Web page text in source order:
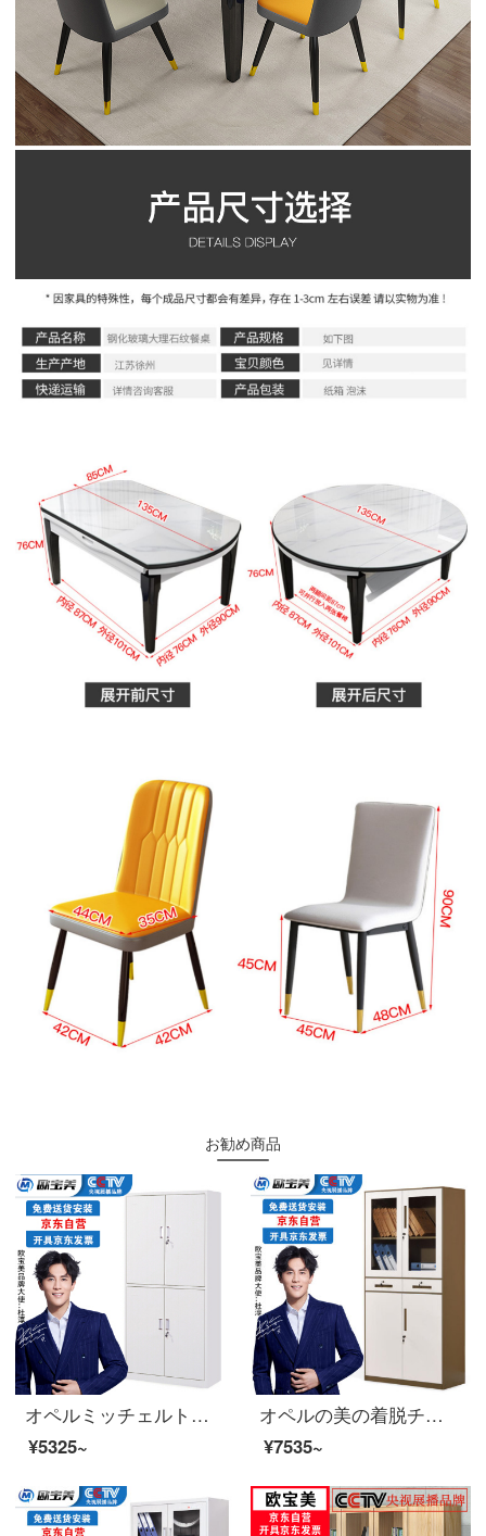
お勧め商品
オペルミッチェルトオフィスキャビネット鋼製のブリーフィングキャビネットの資料棚のアーカイブキャビネットを通して、ダブルチェーストに厚いモデルを追加しました。
¥5325~
オペルの美の着脱チェイストの資料の箱の事務棚の書類棚の鉄の皮の戸棚の中で2斗の茶褐色
¥7535~